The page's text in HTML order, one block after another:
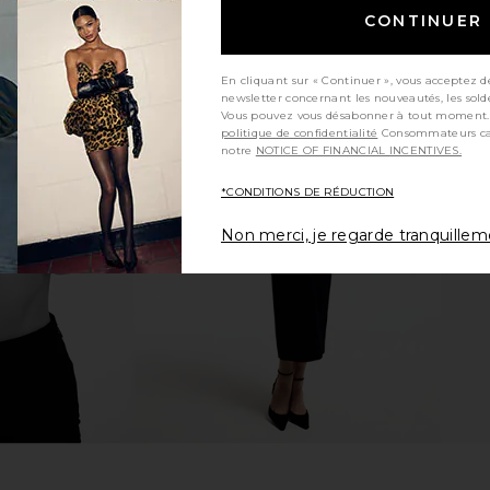
in White
Previous price:
ELLIATT Dahlia Midi Dress in Ivory
$448
Deme by
CONTINUER
En cliquant sur « Continuer », vous acceptez
newsletter concernant les nouveautés, les
Vous pouvez vous désabonner à tout
politique de confidentialité
notre NOTICE OF FINANCIAL INCENTIVES.
*CONDITIONS DE RÉDUCTION
Non merci, je regarde